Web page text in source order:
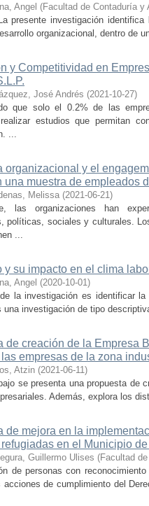
Angel (Facultad de Contaduría y
presente investigación
organizacional, dentro de
y Competitividad en
José Andrés (2021-10-27)
que solo el 0.2% de las
estudios que permitan
...
organizacional y el
una muestra de empleados
Melissa (2021-06-21)
las organizaciones han
políticas, sociales y culturales.
...
y su impacto en el clima
Angel (2020-10-01)
la investigación es identificar
una investigación de tipo
de creación de la Empresa
empresas de la zona
Atzin (2021-06-11)
se presenta una propuesta de
Además, explora los
de mejora en la
en el Municipio
Guillermo Ulises (Facultad
de personas con
acciones de cumplimiento del